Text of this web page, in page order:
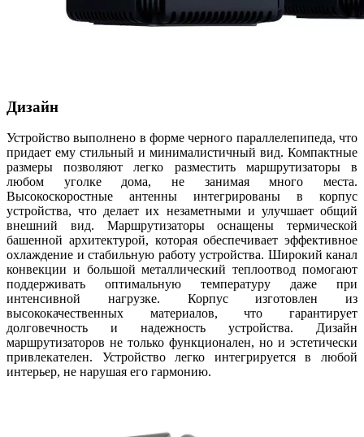
Дизайн
Устройство выполнено в форме черного параллелепипеда, что
придает ему стильный и минималистичный вид. Компактные
размеры позволяют легко разместить маршрутизаторы в
любом уголке дома, не занимая много места.
Высокоскоростные антенны интегрированы в корпус
устройства, что делает их незаметными и улучшает общий
внешний вид. Маршрутизаторы оснащены термической
башенной архитектурой, которая обеспечивает эффективное
охлаждение и стабильную работу устройства. Широкий канал
конвекции и большой металлический теплоотвод помогают
поддерживать оптимальную температуру даже при
интенсивной нагрузке. Корпус изготовлен из
высококачественных материалов, что гарантирует
долговечность и надежность устройства. Дизайн
маршрутизаторов не только функционален, но и эстетически
привлекателен. Устройство легко интегрируется в любой
интерьер, не нарушая его гармонию.